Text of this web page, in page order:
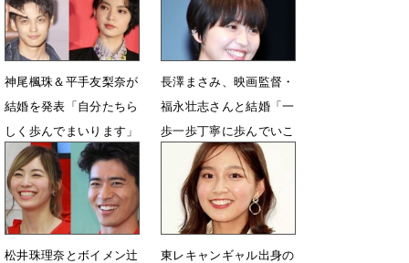
神尾楓珠＆平手友梨奈が
結婚を発表「自分たちら
しく歩んでまいります」
2月11日 03時11分
長澤まさみ、映画監督・
福永壮志さんと結婚「一
歩一歩丁寧に歩んでいこ
うと」
1月1日 22時42分
松井珠理奈とボイメン辻
東レキャンギャル出身の